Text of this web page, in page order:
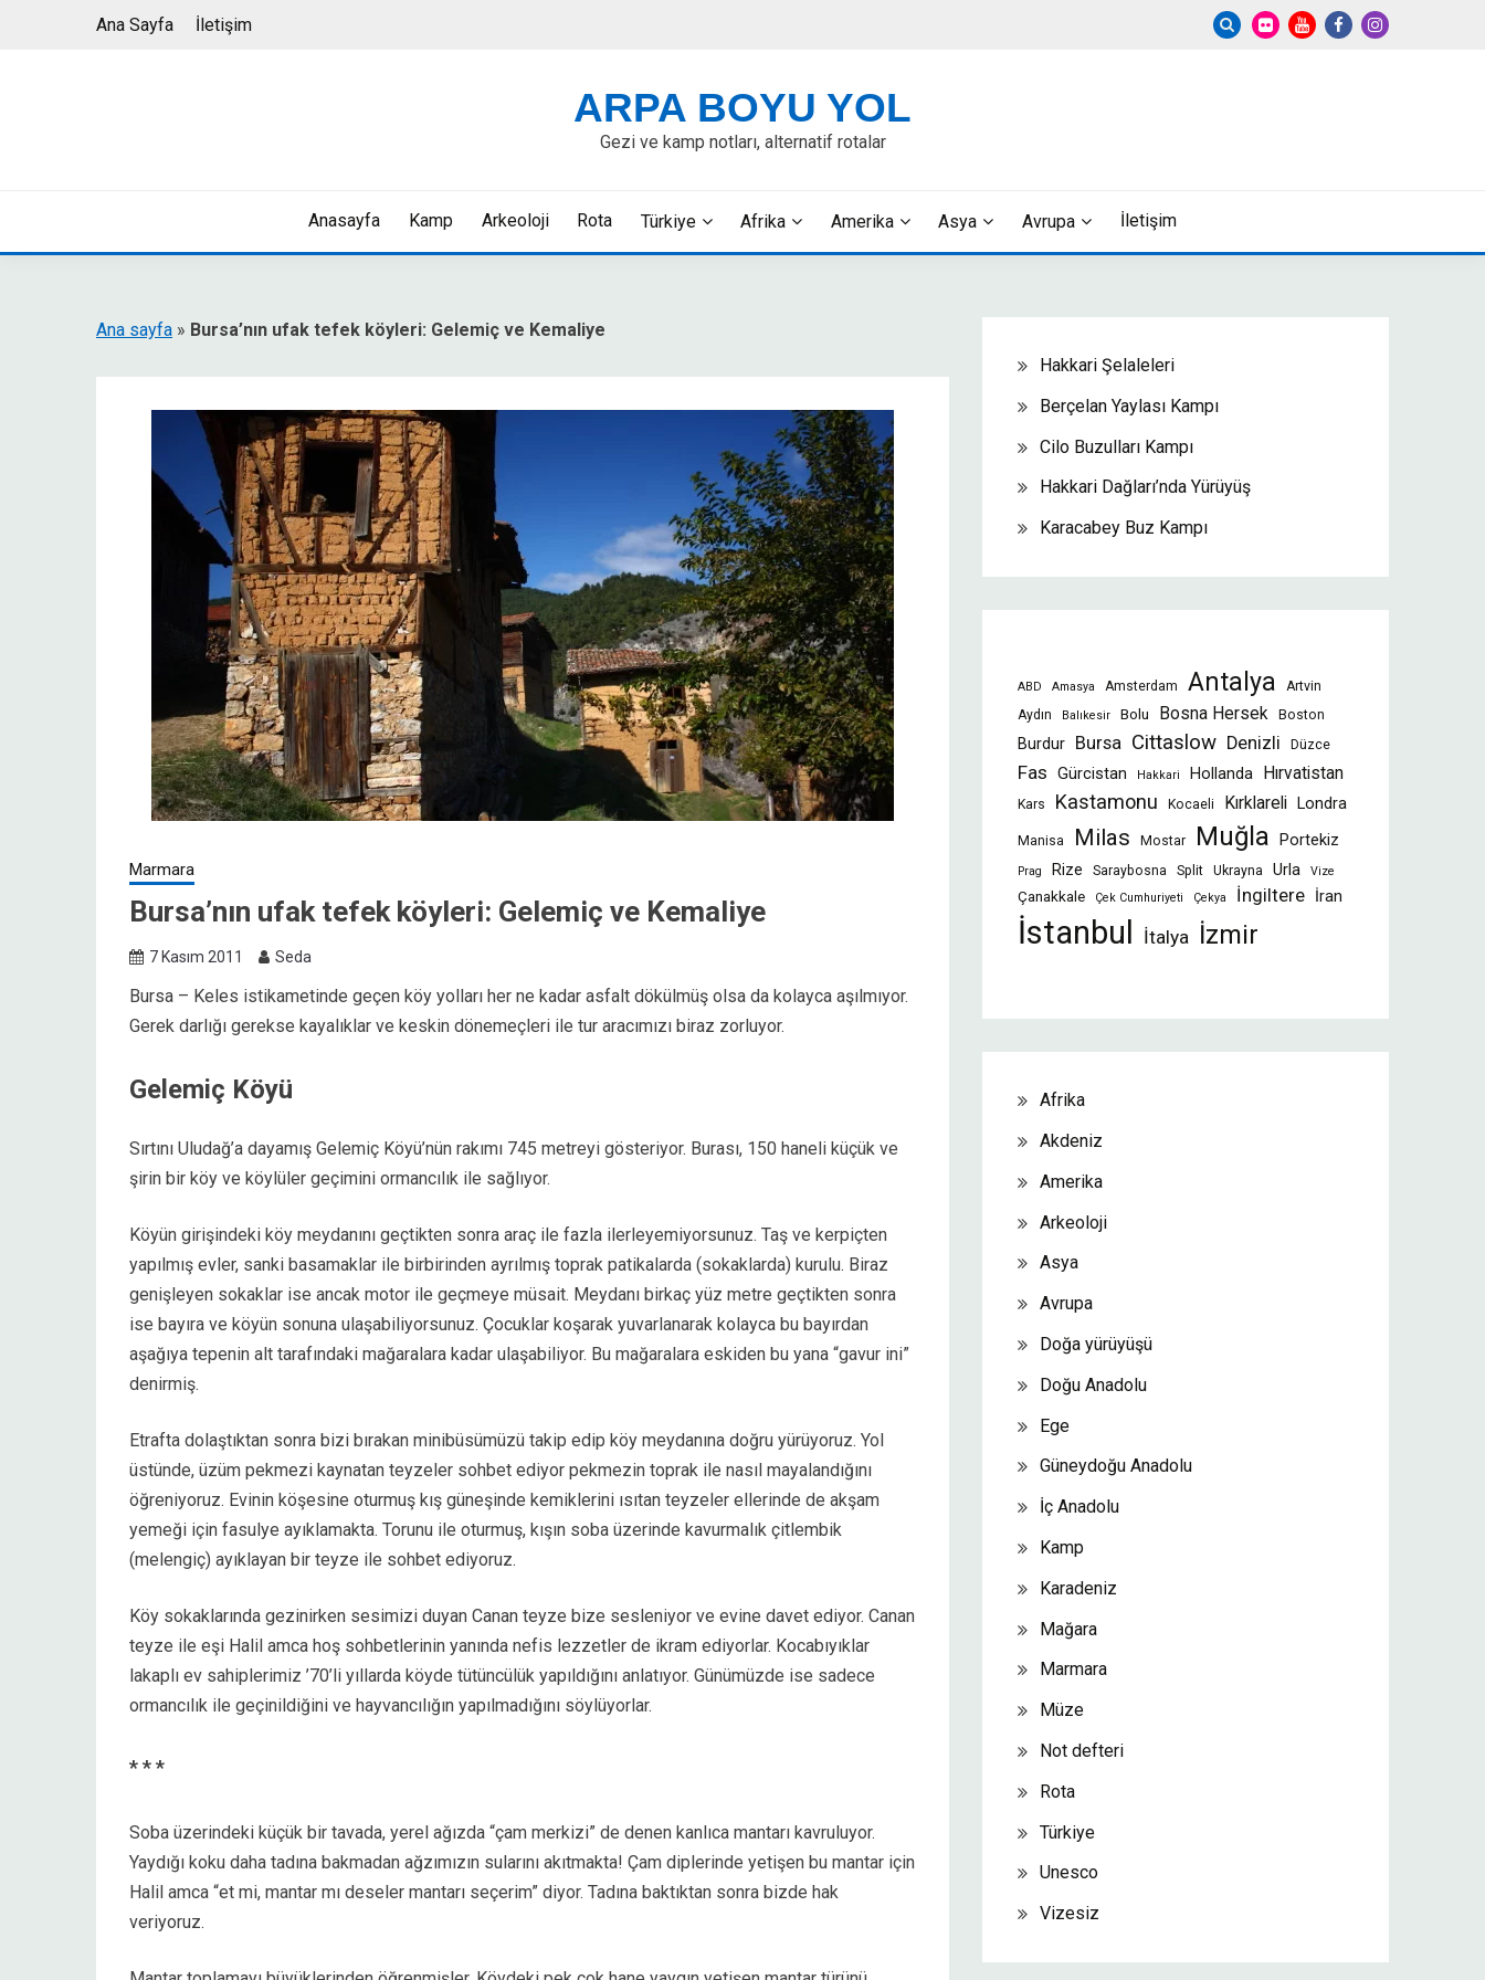
Ana Sayfa İletişim
ARPA BOYU YOL
Gezi ve kamp notları, alternatif rotalar
Anasayfa Kamp Arkeoloji Rota Türkiye Afrika Amerika Asya Avrupa İletişim
Ana sayfa » Bursa’nın ufak tefek köyleri: Gelemiç ve Kemaliye
Marmara
Bursa’nın ufak tefek köyleri: Gelemiç ve Kemaliye
7 Kasım 2011 Seda
Bursa – Keles istikametinde geçen köy yolları her ne kadar asfalt dökülmüş olsa da kolayca aşılmıyor.
Gerek darlığı gerekse kayalıklar ve keskin dönemeçleri ile tur aracımızı biraz zorluyor.
Gelemiç Köyü
Sırtını Uludağ’a dayamış Gelemiç Köyü’nün rakımı 745 metreyi gösteriyor. Burası, 150 haneli küçük ve
şirin bir köy ve köylüler geçimini ormancılık ile sağlıyor.
Köyün girişindeki köy meydanını geçtikten sonra araç ile fazla ilerleyemiyorsunuz. Taş ve kerpiçten
yapılmış evler, sanki basamaklar ile birbirinden ayrılmış toprak patikalarda (sokaklarda) kurulu. Biraz
genişleyen sokaklar ise ancak motor ile geçmeye müsait. Meydanı birkaç yüz metre geçtikten sonra
ise bayıra ve köyün sonuna ulaşabiliyorsunuz. Çocuklar koşarak yuvarlanarak kolayca bu bayırdan
aşağıya tepenin alt tarafındaki mağaralara kadar ulaşabiliyor. Bu mağaralara eskiden bu yana “gavur ini”
denirmiş.
Etrafta dolaştıktan sonra bizi bırakan minibüsümüzü takip edip köy meydanına doğru yürüyoruz. Yol
üstünde, üzüm pekmezi kaynatan teyzeler sohbet ediyor pekmezin toprak ile nasıl mayalandığını
öğreniyoruz. Evinin köşesine oturmuş kış güneşinde kemiklerini ısıtan teyzeler ellerinde de akşam
yemeği için fasulye ayıklamakta. Torunu ile oturmuş, kışın soba üzerinde kavurmalık çitlembik
(melengiç) ayıklayan bir teyze ile sohbet ediyoruz.
Köy sokaklarında gezinirken sesimizi duyan Canan teyze bize sesleniyor ve evine davet ediyor. Canan
teyze ile eşi Halil amca hoş sohbetlerinin yanında nefis lezzetler de ikram ediyorlar. Kocabıyıklar
lakaplı ev sahiplerimiz ’70’li yıllarda köyde tütüncülük yapıldığını anlatıyor. Günümüzde ise sadece
ormancılık ile geçinildiğini ve hayvancılığın yapılmadığını söylüyorlar.
* * *
Soba üzerindeki küçük bir tavada, yerel ağızda “çam merkizi” de denen kanlıca mantarı kavruluyor.
Yaydığı koku daha tadına bakmadan ağzımızın sularını akıtmakta! Çam diplerinde yetişen bu mantar için
Halil amca “et mi, mantar mı deseler mantarı seçerim” diyor. Tadına baktıktan sonra bizde hak
veriyoruz.
Hakkari Şelaleleri
Berçelan Yaylası Kampı
Cilo Buzulları Kampı
Hakkari Dağları’nda Yürüyüş
Karacabey Buz Kampı
ABD Amasya Amsterdam Antalya
Artvin
Aydın
Balıkesir Bolu Bosna Hersek Boston
Burdur Bursa Cittaslow Denizli Düzce
Fas Gürcistan Hakkari Hollanda Hırvatistan
Kars Kastamonu Kocaeli Kırklareli Londra
Manisa Milas Mostar Muğla Portekiz
Prag Rize Saraybosna Split Ukrayna Urla Vize
Çanakkale Çek Cumhuriyeti Çekya İngiltere İran
İstanbul İtalya İzmir
Afrika
Akdeniz
Amerika
Arkeoloji
Asya
Avrupa
Doğa yürüyüşü
Doğu Anadolu
Ege
Güneydoğu Anadolu
İç Anadolu
Kamp
Karadeniz
Mağara
Marmara
Müze
Not defteri
Rota
Türkiye
Unesco
Vizesiz